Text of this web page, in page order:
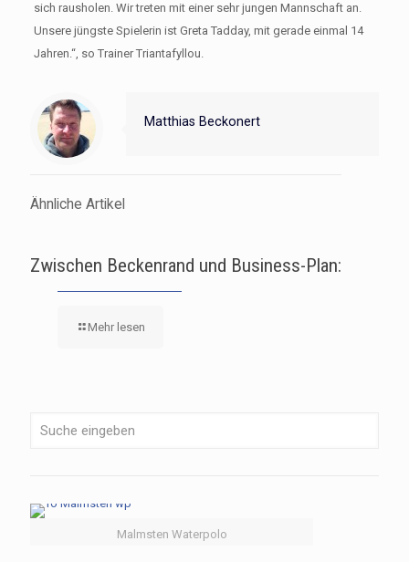
sich rausholen. Wir treten mit einer sehr jungen Mannschaft an.
Unsere jüngste Spielerin ist Greta Tadday, mit gerade einmal 14
Jahren.“, so Trainer Triantafyllou.
Matthias Beckonert
Ähnliche Artikel
Zwischen Beckenrand und Business-Plan:
Mehr lesen
Malmsten Waterpolo